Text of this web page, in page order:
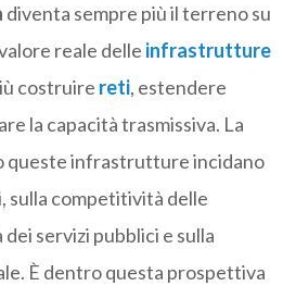
diventa sempre più il terreno su
reale delle infrastrutture
costruire reti, estendere
la capacità trasmissiva. La
queste infrastrutture incidano
sulla competitività delle
servizi pubblici e sulla
È dentro questa prospettiva